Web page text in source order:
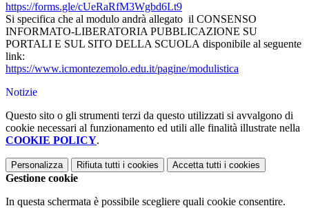
https://forms.gle/cUeRaRfM3Wgbd6Lt9
Si specifica che al modulo andrà allegato il CONSENSO
INFORMATO-LIBERATORIA PUBBLICAZIONE SU
PORTALI E SUL SITO DELLA SCUOLA disponibile al seguente
link:
https://www.icmontezemolo.edu.it/pagine/modulistica
Notizie
Questo sito o gli strumenti terzi da questo utilizzati si avvalgono di
cookie necessari al funzionamento ed utili alle finalità illustrate nella
COOKIE POLICY.
Personalizza Rifiuta tutti i cookies Accetta tutti i cookies
Gestione cookie
In questa schermata è possibile scegliere quali cookie consentire.